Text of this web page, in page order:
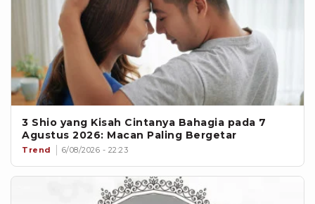
3 Shio yang Kisah Cintanya Bahagia pada 7
Agustus 2026: Macan Paling Bergetar
Trend 6/08/2026 - 22:23